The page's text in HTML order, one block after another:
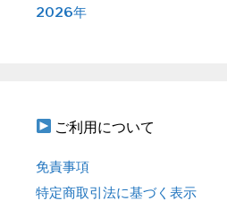
2026年
ご利用について
免責事項
特定商取引法に基づく表示